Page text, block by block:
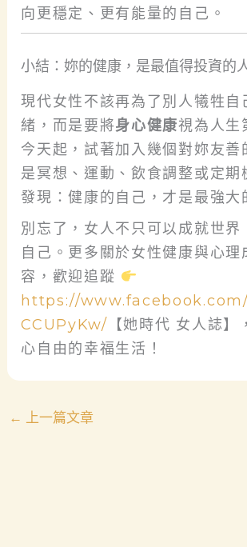
向更穩定、更有能量的自己。
小結：妳的健康，是最值得投資的
現代女性不該再為了別人犧牲自
緒，而是要將身心健康視為人生
今天起，試著加入幾個對妳友善
是冥想、運動、飲食調整或定期
發現：健康的自己，才是最強大
別忘了，女人不只可以成就世界
自己。更多關於女性健康與心理
容，歡迎追蹤
https://
CCUPyKw/ 【她時代 女人誌】
心自由的幸福生活！
← 上一篇文章